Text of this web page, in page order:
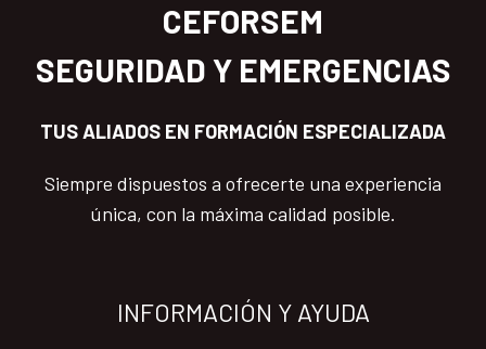
CEFORSEM
SEGURIDAD Y EMERGENCIAS
TUS ALIADOS EN FORMACIÓN ESPECIALIZADA
Siempre dispuestos a ofrecerte una experiencia
única, con la máxima calidad posible.
INFORMACIÓN Y AYUDA